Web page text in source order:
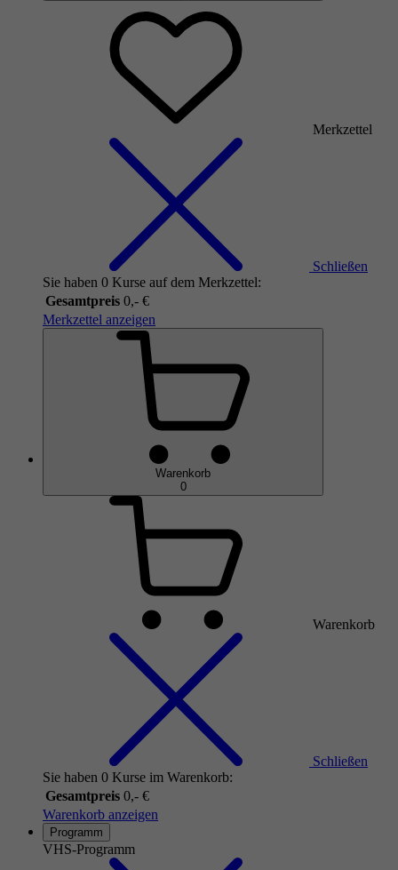
Merkzettel
Schließen
Sie haben 0 Kurse auf dem Merkzettel:
Gesamtpreis 0,- €
Merkzettel anzeigen
Warenkorb
0
Warenkorb
Schließen
Sie haben 0 Kurse im Warenkorb:
Gesamtpreis 0,- €
Warenkorb anzeigen
Programm
VHS-Programm